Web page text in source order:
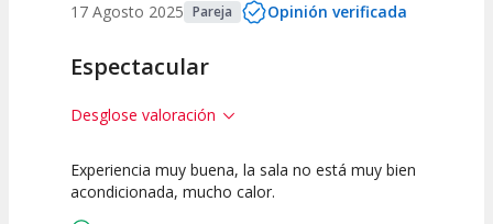
17 Agosto 2025 Pareja Opinión verificada
Espectacular
Desglose valoración
10 10 10
Experiencia muy buena, la sala no está muy bien
acondicionada, mucho calor.